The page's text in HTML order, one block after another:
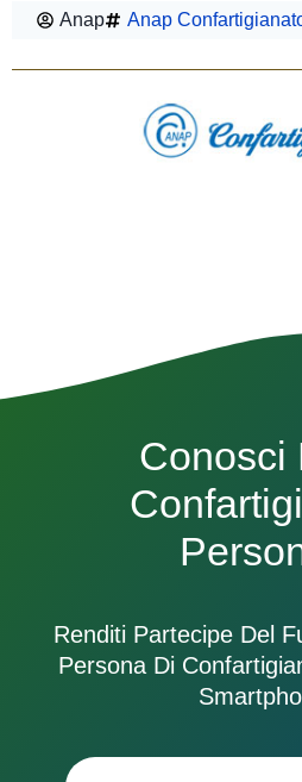
Anap Anap
Conosci
Renditi Partecipe Del
Persona Di